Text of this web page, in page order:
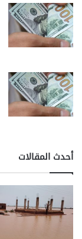
أحدث المقالات